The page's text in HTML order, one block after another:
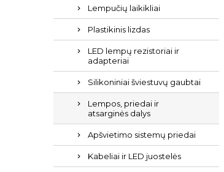
Lempučių laikikliai
Plastikinis lizdas
LED lempų rezistoriai ir
adapteriai
Silikoniniai šviestuvų gaubtai
Lempos, priedai ir
atsarginės dalys
Apšvietimo sistemų priedai
Kabeliai ir LED juostelės